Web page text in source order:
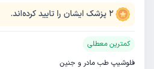
2 پزشک ایشان را تایید کرده‌اند.
کمترین معطلی
فلوشیپ طب مادر و جنین